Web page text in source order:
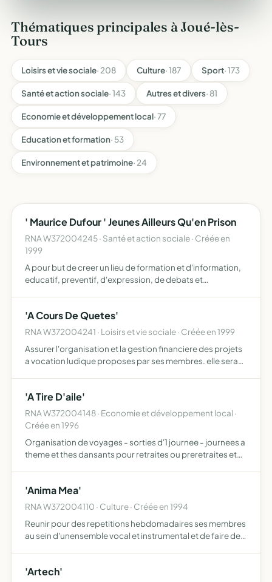
Thématiques principales à Joué-lès-
Tours
Loisirs et vie sociale· 208 Culture· 187 Sport· 173
Santé et action sociale· 143 Autres et divers· 81
Economie et développement local· 77
Education et formation· 53
Environnement et patrimoine· 24
' Maurice Dufour ' Jeunes Ailleurs Qu'en Prison
RNA W372004245 · Santé et action sociale · Créée en
1999
A pour but de creer un lieu de formation et d'information,
educatif, preventif, d'expression, de debats et
'A Cours De Quetes'
RNA W372004241 · Loisirs et vie sociale · Créée en 1999
Assurer l'organisation et la gestion financiere des projets
a vocation ludique proposes par ses membres. elle sera
'A Tire D'aile'
RNA W372004148 · Economie et développement local ·
Créée en 1996
Organisation de voyages - sorties d'1 journee - journees a
theme et thes dansants pour retraites ou preretraites et
'Anima Mea'
RNA W372004110 · Culture · Créée en 1994
Reunir pour des repetitions hebdomadaires ses membres
au sein d'unensemble vocal et instrumental et de faire des
'Artech'